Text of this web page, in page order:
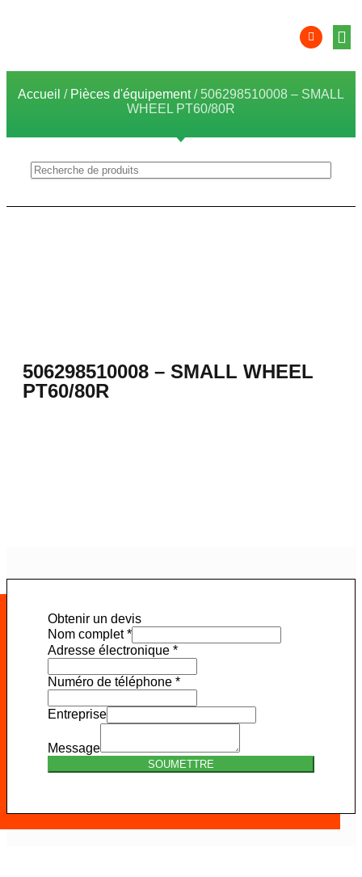
Accueil / Pièces d'équipement/ 506298510008 – SMALL
WHEEL PT60/80R
506298510008 – SMALL WHEEL
PT60/80R
Obtenir un devis
Nom complet*
Adresse électronique *
Numéro de téléphone *
Entreprise
Message
SOUMETTRE